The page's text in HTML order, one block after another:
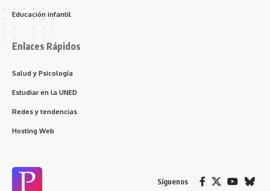
Educación infantil
Enlaces Rápidos
Salud y Psicología
Estudiar en la UNED
Redes y tendencias
Hosting Web
Síguenos